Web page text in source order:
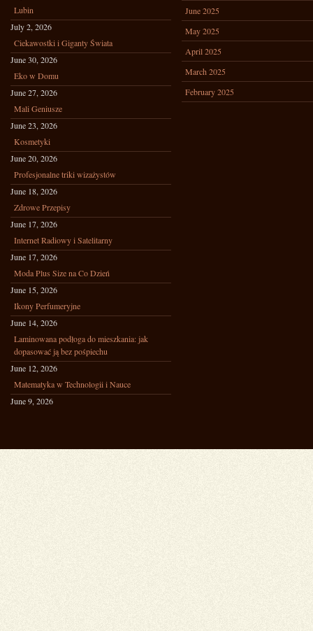
Lubin
July 2, 2026
Ciekawostki i Giganty Świata
June 30, 2026
Eko w Domu
June 27, 2026
Mali Geniusze
June 23, 2026
Kosmetyki
June 20, 2026
Profesjonalne triki wizażystów
June 18, 2026
Zdrowe Przepisy
June 17, 2026
Internet Radiowy i Satelitarny
June 17, 2026
Moda Plus Size na Co Dzień
June 15, 2026
Ikony Perfumeryjne
June 14, 2026
Laminowana podłoga do mieszkania: jak
dopasować ją bez pośpiechu
June 12, 2026
Matematyka w Technologii i Nauce
June 9, 2026
June 2025
May 2025
April 2025
March 2025
February 2025